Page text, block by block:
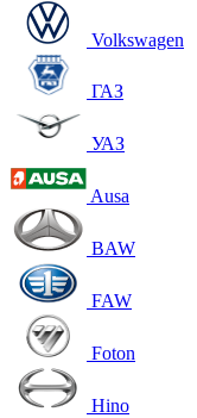
Volkswagen
ГАЗ
УАЗ
Ausa
BAW
FAW
Foton
Hino